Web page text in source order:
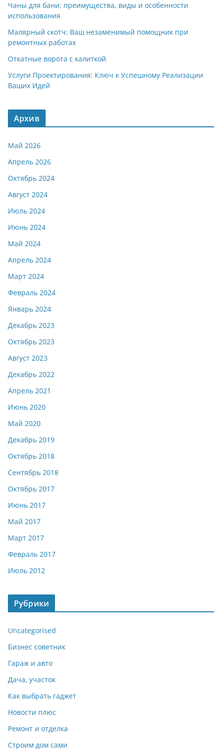
Чаны для бани: преимущества, виды и особенности
использования
Малярный скотч: Ваш незаменимый помощник при
ремонтных работах
Откатные ворота с калиткой
Услуги Проектирования: Ключ к Успешному Реализации
Ваших Идей
Архив
Май 2026
Апрель 2026
Октябрь 2024
Август 2024
Июль 2024
Июнь 2024
Май 2024
Апрель 2024
Март 2024
Февраль 2024
Январь 2024
Декабрь 2023
Октябрь 2023
Август 2023
Декабрь 2022
Апрель 2021
Июнь 2020
Май 2020
Декабрь 2019
Октябрь 2018
Сентябрь 2018
Октябрь 2017
Июнь 2017
Май 2017
Март 2017
Февраль 2017
Июль 2012
Рубрики
Uncategorised
Бизнес советник
Гараж и авто
Дача, участок
Как выбрать гаджет
Новости плюс
Ремонт и отделка
Строим дом сами